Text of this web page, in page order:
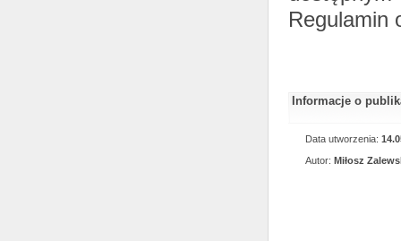
Regulamin
Informacje o
Data utworzenia:
Autor: Miłosz